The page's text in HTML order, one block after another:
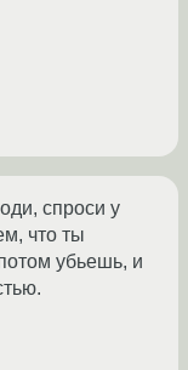
спроси у
что ты
убьешь, и